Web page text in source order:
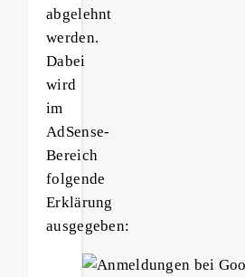
abgelehnt
werden.
Dabei
wird
im
AdSense-
Bereich
folgende
Erklärung
ausgegeben: